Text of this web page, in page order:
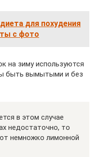
для похудения
с фото
на зиму используются
быть вымытыми и без
в этом случае
недостаточно, то
немножко лимонной